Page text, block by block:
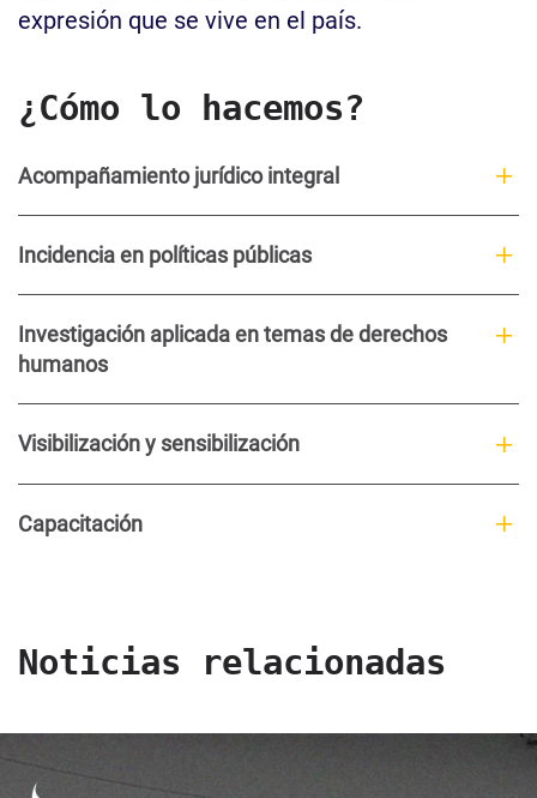
expresión que se vive en el país.
¿Cómo lo hacemos?
Acompañamiento jurídico integral
Incidencia en políticas públicas
Investigación aplicada en temas de derechos
humanos
Visibilización y sensibilización
Capacitación
Noticias relacionadas